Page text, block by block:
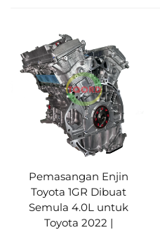
Pemasangan Enjin
Toyota 1GR Dibuat
Semula 4.0L untuk
Toyota 2022 |